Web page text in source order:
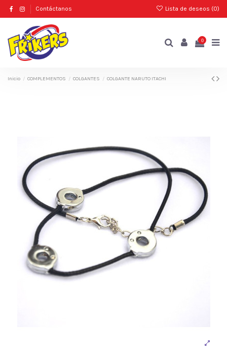
Contáctanos Lista de deseos (0)
0
Inicio COMPLEMENTOS COLGANTES COLGANTE NARUTO ITACHI